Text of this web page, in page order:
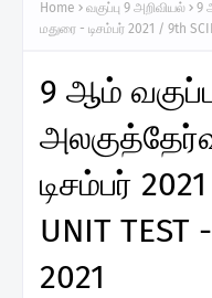
Home வகுப்பு 9 அறிவியல்
9
மதுரை - டிசம்பர் 2021 / 9th
9 ஆம்
டிசம்பர்
UNIT TEST
2021